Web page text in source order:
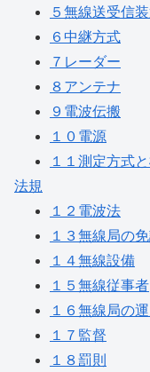
５無線送受信
６中継方式
７レーダー
８アンテナ
９電波伝搬
１０電源
１１測定方式
法規
１２電波法
１３無線局の
１４無線設備
１５無線従事者
１６無線局の運
１７監督
１８罰則